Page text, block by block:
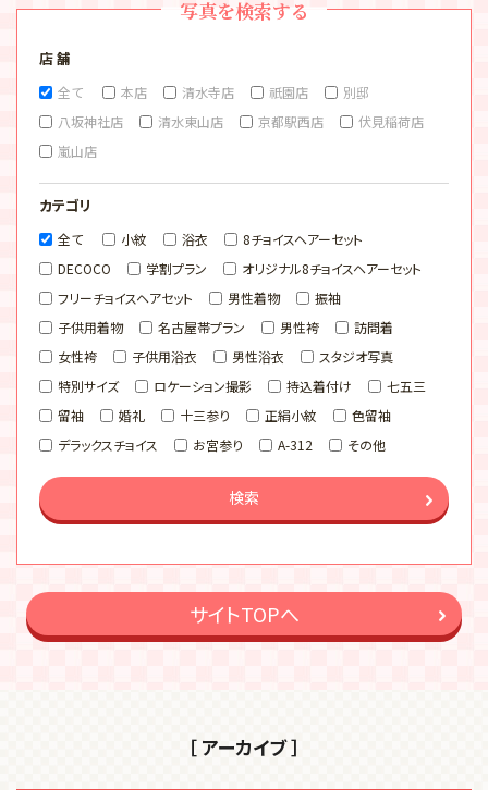
写真を検索する
店 舗
全て 本店 清水寺店 祇園店
別邸
八坂神社店
清水東山店 京都駅西店
伏見稲荷店
嵐山店
カテゴリ
全て 小紋 浴衣
8チョイスヘアーセット
DECOCO
学割プラン
オリジナル8チョイスヘアーセット
フリーチョイスヘアセット
男性着物
振袖
子供用着物
名古屋帯プラン 男性袴
訪問着
女性袴
子供用浴衣 男性浴衣
スタジオ写真
特別サイズ
ロケーション撮影 持込着付け
七五三
留袖
婚礼 十三参り 正絹小紋
色留袖
デラックスチョイス
お宮参り A-312 その他
検索
サイトTOPへ
［ アーカイブ ］